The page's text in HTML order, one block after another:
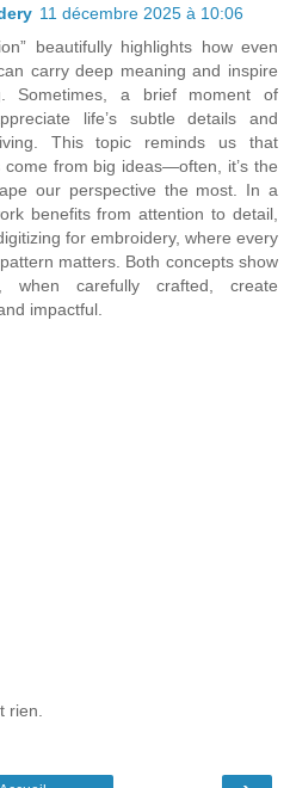
11 décembre 2025 à 10:06
beautifully highlights how even
carry deep meaning and inspire
Sometimes, a brief moment of
life’s subtle details and
This topic reminds us that
come from big ideas—often, it’s the
our perspective the most. In a
benefits from attention to detail,
for embroidery, where every
matters. Both concepts show
when carefully crafted, create
impactful.
rien.